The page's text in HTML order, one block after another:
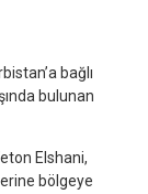
bağlı
bulunan
Elshani,
bölgeye